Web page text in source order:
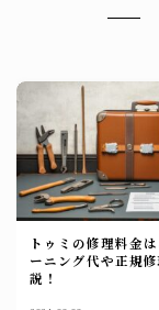
トゥミの修理料金
ーニング代や正規
説！